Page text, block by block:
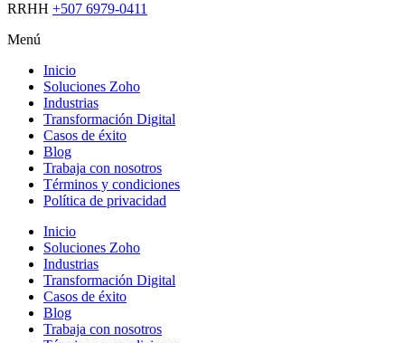
RRHH +507 6979-0411
Menú
Inicio
Soluciones Zoho
Industrias
Transformación Digital
Casos de éxito
Blog
Trabaja con nosotros
Términos y condiciones
Política de privacidad
Inicio
Soluciones Zoho
Industrias
Transformación Digital
Casos de éxito
Blog
Trabaja con nosotros